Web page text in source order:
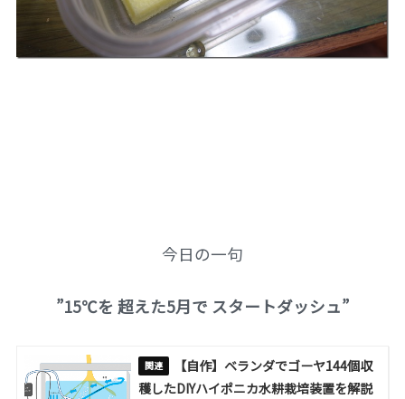
今日の一句
”15℃を 超えた5月で スタートダッシュ”
【自作】ベランダでゴーヤ144個収
穫したDIYハイポニカ水耕栽培装置を解説